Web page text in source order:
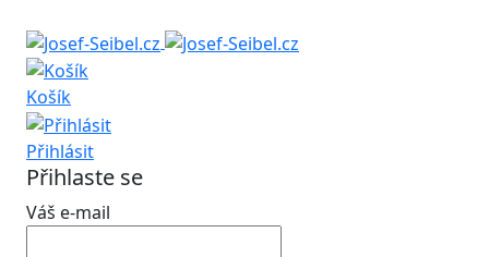
Košík
Přihlásit
Přihlaste se
Váš e-mail